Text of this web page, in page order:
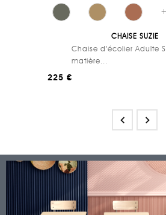
+
CHAISE SUZIE
Chaise d’écolier Adulte
matière...
225 €
 